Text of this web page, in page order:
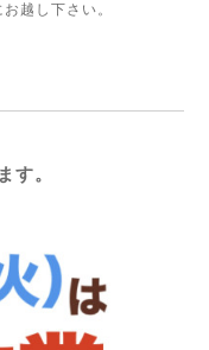
越し下さい。
す。